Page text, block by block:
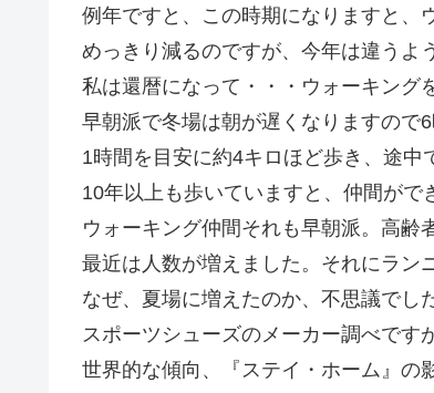
例年ですと、この時期になりますと、
めっきり減るのですが、今年は違うよ
私は還暦になって・・・ウォーキング
早朝派で冬場は朝が遅くなりますので
1時間を目安に約4キロほど歩き、途中
10年以上も歩いていますと、仲間がで
ウォーキング仲間それも早朝派。高齢
最近は人数が増えました。それにラン
なぜ、夏場に増えたのか、不思議でし
スポーツシューズのメーカー調べです
世界的な傾向、『ステイ・ホーム』の